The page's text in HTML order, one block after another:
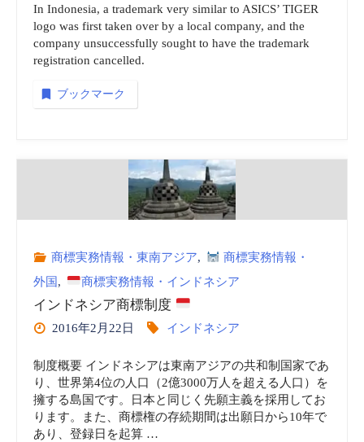
連
金
In Indonesia, a trademark very similar to ASICS’ TIGER
logo was first taken over by a local company, and the
company unsuccessfully sought to have the trademark
registration cancelled.
ブックマーク
商標実務情報・東南アジア,
商標実務情報・
外国, 商標実務情報・インドネシア
インドネシア商標制度
2016年2月22日 インドネシア
制度概要 インドネシアは東南アジアの共和制国家であ
り、世界第4位の人口（2億3000万人を超える人口）を
擁する島国です。日本と同じく先願主義を採用してお
ります。また、商標権の存続期間は出願日から10年で
あり、登録日を起算 …